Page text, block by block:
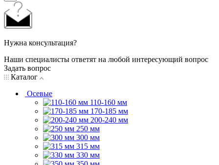
Нужна консультация?
Наши специалисты ответят на любой интересующий вопрос
Задать вопрос
Каталог
Осевые
110-160 мм
170-185 мм
200-240 мм
250 мм
300 мм
315 мм
330 мм